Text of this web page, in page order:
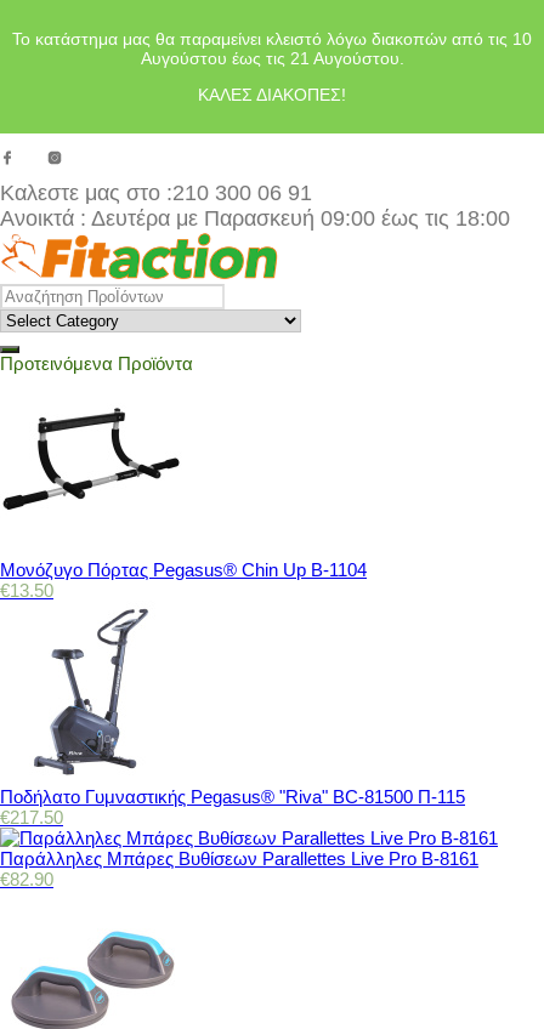
Το κατάστημα μας θα παραμείνει κλειστό λόγω διακοπών από τις 10
Αυγούστου έως τις 21 Αυγούστου.
ΚΑΛΕΣ ΔΙΑΚΟΠΕΣ!
Καλεστε μας στο :210 300 06 91
Ανοικτά : Δευτέρα με Παρασκευή 09:00 έως τις 18:00
Προτεινόμενα Προϊόντα
Μονόζυγο Πόρτας Pegasus® Chin Up Β-1104
€13.50
Ποδήλατο Γυμναστικής Pegasus® "Riva" BC-81500 Π-115
€217.50
Παράλληλες Μπάρες Βυθίσεων Parallettes Live Pro Β-8161
€82.90